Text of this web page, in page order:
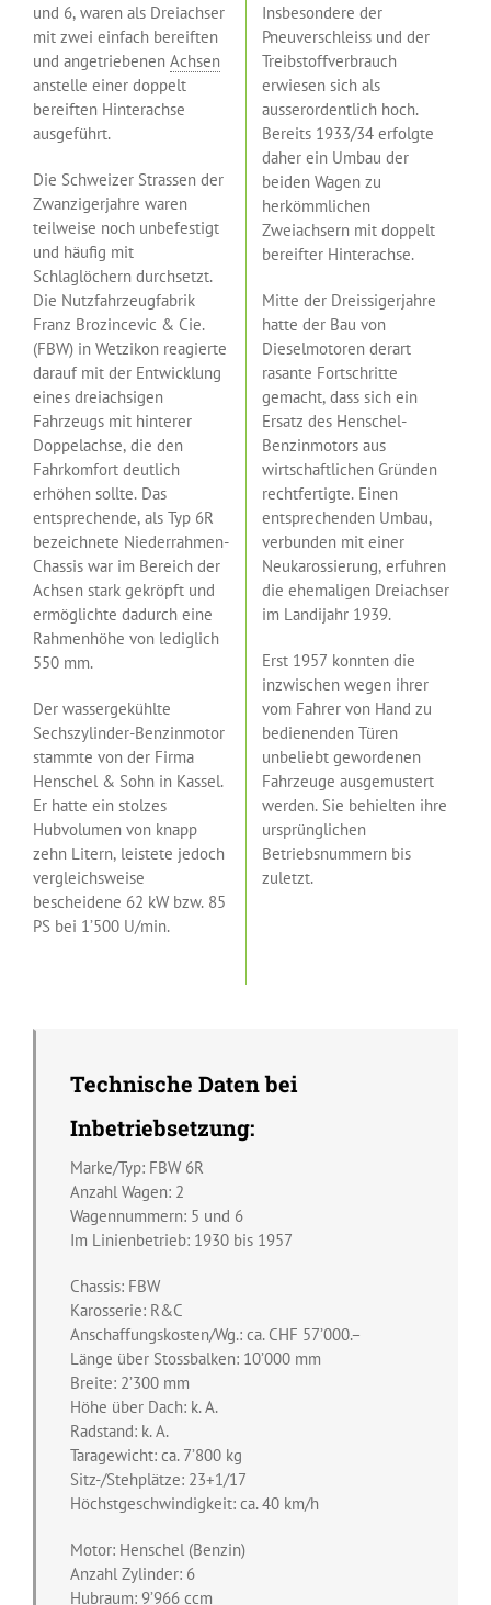
und 6, waren als Dreiachser
mit zwei einfach bereiften
und angetriebenen Achsen
anstelle einer doppelt
bereiften Hinterachse
ausgeführt.
Die Schweizer Strassen der
Zwanzigerjahre waren
teilweise noch unbefestigt
und häufig mit
Schlaglöchern durchsetzt.
Die Nutzfahrzeugfabrik
Franz Brozincevic & Cie.
(FBW) in Wetzikon reagierte
darauf mit der Entwicklung
eines dreiachsigen
Fahrzeugs mit hinterer
Doppelachse, die den
Fahrkomfort deutlich
erhöhen sollte. Das
entsprechende, als Typ 6R
bezeichnete Niederrahmen-
Chassis war im Bereich der
Achsen stark gekröpft und
ermöglichte dadurch eine
Rahmenhöhe von lediglich
550 mm.
Der wassergekühlte
Sechszylinder-Benzinmotor
stammte von der Firma
Henschel & Sohn in Kassel.
Er hatte ein stolzes
Hubvolumen von knapp
zehn Litern, leistete jedoch
vergleichsweise
bescheidene 62 kW bzw. 85
PS bei 1’500 U/min.
Insbesondere der
Pneuverschleiss und der
Treibstoffverbrauch
erwiesen sich als
ausserordentlich hoch.
Bereits 1933/34 erfolgte
daher ein Umbau der
beiden Wagen zu
herkömmlichen
Zweiachsern mit doppelt
bereifter Hinterachse.
Mitte der Dreissigerjahre
hatte der Bau von
Dieselmotoren derart
rasante Fortschritte
gemacht, dass sich ein
Ersatz des Henschel-
Benzinmotors aus
wirtschaftlichen Gründen
rechtfertigte. Einen
entsprechenden Umbau,
verbunden mit einer
Neukarossierung, erfuhren
die ehemaligen Dreiachser
im Landijahr 1939.
Erst 1957 konnten die
inzwischen wegen ihrer
vom Fahrer von Hand zu
bedienenden Türen
unbeliebt gewordenen
Fahrzeuge ausgemustert
werden. Sie behielten ihre
ursprünglichen
Betriebsnummern bis
zuletzt.
Technische Daten bei
Inbetriebsetzung:
Marke/Typ: FBW 6R
Anzahl Wagen: 2
Wagennummern: 5 und 6
Im Linienbetrieb: 1930 bis 1957
Chassis: FBW
Karosserie: R&C
Anschaffungskosten/Wg.: ca. CHF 57’000.–
Länge über Stossbalken: 10’000 mm
Breite: 2’300 mm
Höhe über Dach: k. A.
Radstand: k. A.
Taragewicht: ca. 7’800 kg
Sitz-/Stehplätze: 23+1/17
Höchstgeschwindigkeit: ca. 40 km/h
Motor: Henschel (Benzin)
Anzahl Zylinder: 6
Hubraum: 9’966 ccm